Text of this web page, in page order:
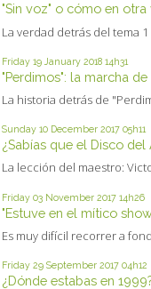
"Sin voz" o cómo en otra
La verdad detrás del tema 1
Friday 19 January 2018 14h31
"Perdimos": la marcha de
La historia detrás de
Sunday 10 December 2017 05h11
¿Sabías que el Disco del
La lección del maestro:
Friday 03 November 2017 14h26
"Estuve en el mítico
Es muy difícil recorrer a
Friday 29 September 2017 04h12
¿Dónde estabas en